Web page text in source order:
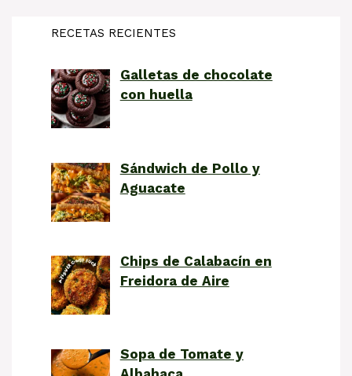
RECETAS RECIENTES
Galletas de chocolate
con huella
Sándwich de Pollo y
Aguacate
Chips de Calabacín en
Freidora de Aire
Sopa de Tomate y